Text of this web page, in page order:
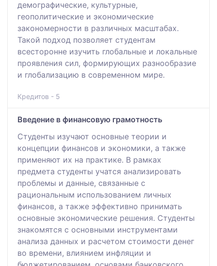
демографические, культурные,
геополитические и экономические
закономерности в различных масштабах.
Такой подход позволяет студентам
всесторонне изучить глобальные и локальные
проявления сил, формирующих разнообразие
и глобализацию в современном мире.
Кредитов - 5
Введение в финансовую грамотность
Студенты изучают основные теории и
концепции финансов и экономики, а также
применяют их на практике. В рамках
предмета студенты учатся анализировать
проблемы и данные, связанные с
рациональным использованием личных
финансов, а также эффективно принимать
основные экономические решения. Студенты
знакомятся с основными инструментами
анализа данных и расчетом стоимости денег
во времени, влиянием инфляции и